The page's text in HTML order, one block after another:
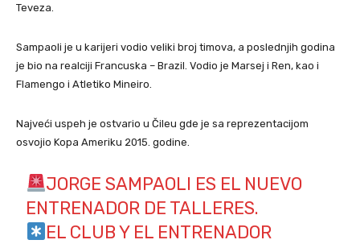
Teveza.
Sampaoli je u karijeri vodio veliki broj timova, a poslednjih godina
je bio na realciji Francuska – Brazil. Vodio je Marsej i Ren, kao i
Flamengo i Atletiko Mineiro.
Najveći uspeh je ostvario u Čileu gde je sa reprezentacijom
osvojio Kopa Ameriku 2015. godine.
JORGE SAMPAOLI ES EL NUEVO
ENTRENADOR DE TALLERES.
EL CLUB Y EL ENTRENADOR